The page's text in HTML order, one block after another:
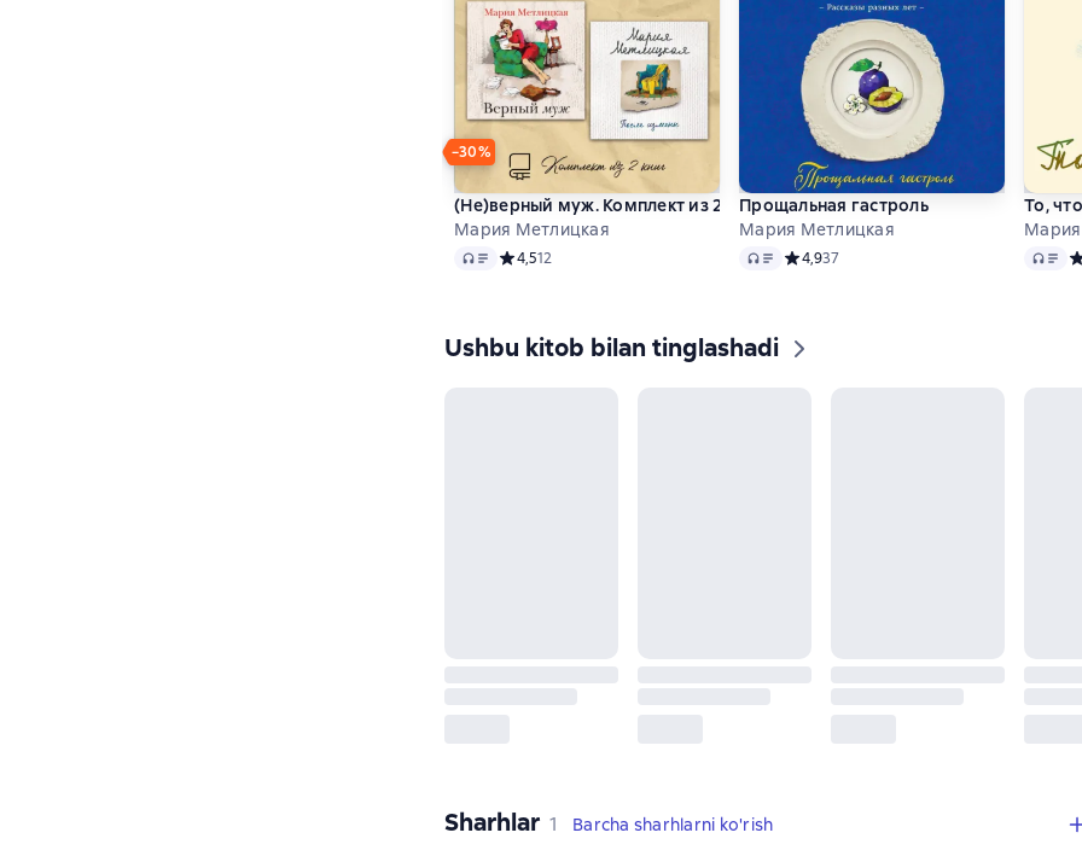
−30%
(Не)верный муж. Комплект из 2 книг
Мария Метлицкая
Audio Средний рейтинг 4,5 на основе 12 оценок
4,512
Прощальная гастроль
Мария Метлицкая
Audio Средний рейтинг 4,9 на основе 37 оценок
4,937
То,
Audio
Ushbu kitob bilan tinglashadi
Sharhlar 1 sharh
1 Barcha sharhlarni ko'rish